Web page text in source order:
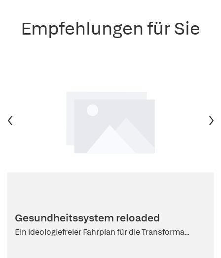
Empfehlungen für Sie
Gesundheitssystem reloaded
Ein ideologiefreier Fahrplan für die Transforma...